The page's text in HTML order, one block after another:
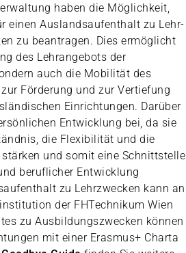
haben die Möglichkeit,
einen Auslandsaufenthalt zu Lehr-
zu beantragen. Dies ermöglicht
des Lehrangebots der
auch die Mobilität des
Förderung und zur Vertiefung
Einrichtungen. Darüber
Entwicklung bei, da sie
die Flexibilität und die
und somit eine Schnittstelle
beruflicher Entwicklung
zu Lehrzwecken kann an
der FHTechnikum Wien
zu Ausbildungszwecken können
mit einer Erasmus+ Charta